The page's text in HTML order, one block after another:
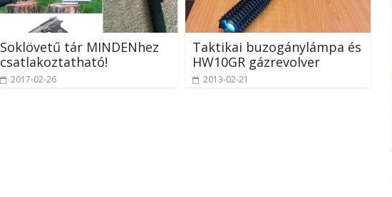
Soklövetű tár MINDENhez
csatlakoztatható!
2017-02-26
Taktikai buzogánylámpa és
HW10GR gázrevolver
2013-02-21